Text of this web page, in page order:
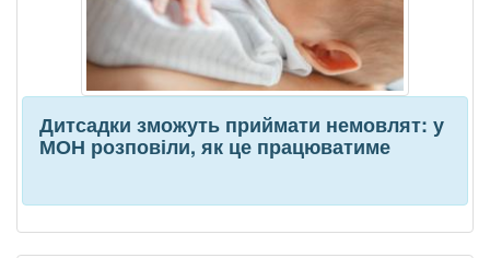
Дитсадки зможуть приймати немовлят: у
МОН розповіли, як це працюватиме